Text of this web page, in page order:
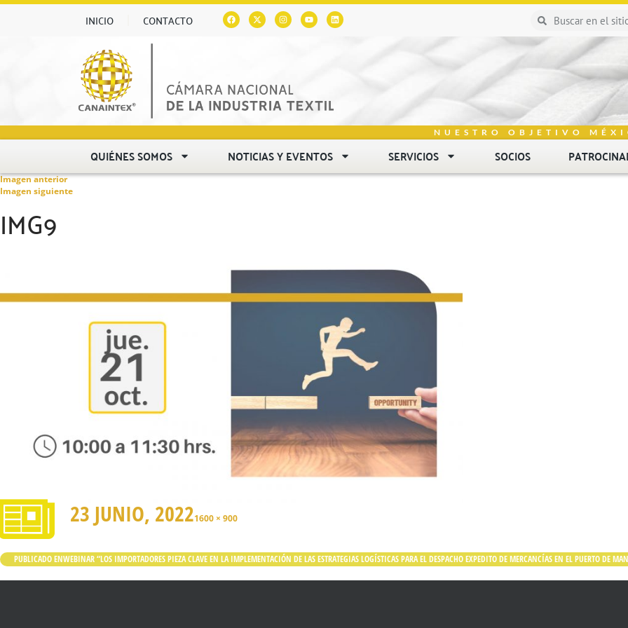
INICIO CONTACTO
NUESTRO OBJETIVO
QUIÉNES SOMOS NOTICIAS Y EVENTOS SERVICIOS SOCIOS
Imagen anterior
Imagen siguiente
IMG9
23 JUNIO, 20221600 × 900
PUBLICADO ENWEBINAR “LOS IMPORTADORES PIEZA CLAVE EN LA IMPLEMENTACIÓN DE LAS ESTRATEGIAS LOGÍSTICAS PARA EL DESPACHO EXPEDITO DE MERCANCÍAS EN EL PUERTO DE